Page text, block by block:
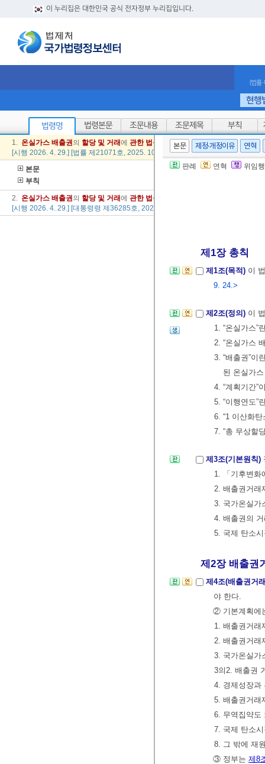
이 누리집은 대한민국 공식 전자정부 누리집입니다.
(법률
현행
법령명 법령본문 조문내용 조문제목 부칙
1. 온실가스 배출권의 할당 및 거래에 관한 법률
[시행 2026. 4. 29.] [법률 제21071호, 2025. 10. 28., 일부개정]
본문
부칙
2. 온실가스 배출권의 할당 및 거래에 관한 법률
[시행 2026. 4. 29.] [대통령령 제36285호, 2026. 4. 28., 일부개정]
본문 제정·개정이유 연혁
판례 연혁 위임
제1장 총칙
제1조(목적) 이
9. 24.>
제2조(정의) 이
1. “온실가스”
2. “온실가스
3. “배출권”이
된 온실가
4. “계획기간”
5. “이행연도”
6. “1 이산화
7. “총 무상할
제3조(기본원칙)
1. 「기후변화
2. 배출권거래
3. 국가온실가
4. 배출권의
5. 국제 탄소
제2장 배출권거
제4조(배출권거
야 한다.
② 기본계획에
1. 배출권거래
2. 배출권거래
3. 국가온실가
3의2. 배출권
4. 경제성장과
5. 배출권거래
6. 무역집약도
7. 국제 탄소
8. 그 밖에 재
③ 정부는 제8